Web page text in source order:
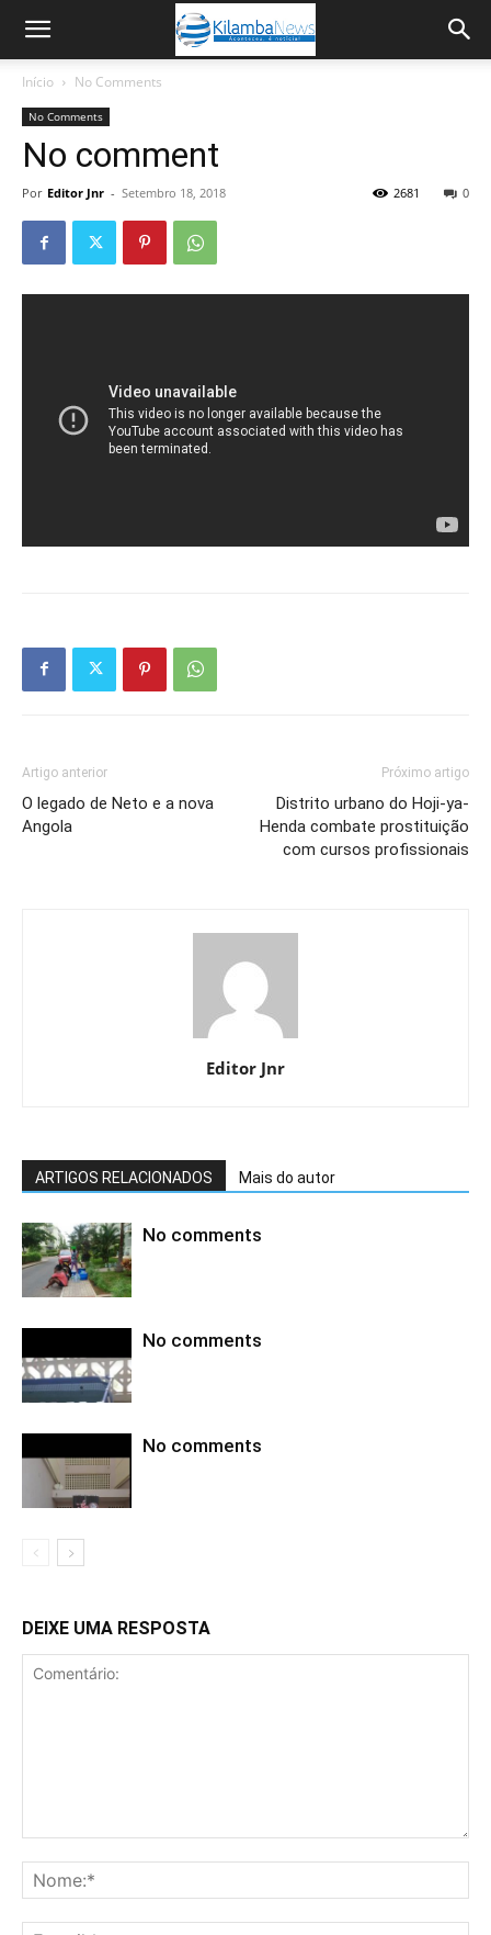
Início No Comments
No Comments
No comment
Por Editor Jnr - Setembro 18, 2018 0
2681
Artigo anterior
O legado de Neto e a nova
Angola
Próximo artigo
Distrito urbano do Hoji-ya-
Henda combate prostituição
com cursos profissionais
Editor Jnr
ARTIGOS RELACIONADOS Mais do autor
No comments
No comments
No comments
DEIXE UMA RESPOSTA